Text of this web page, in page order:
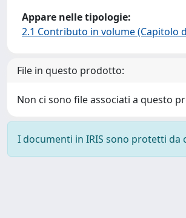
Appare nelle tipologie:
2.1 Contributo in volume (Capitolo
File in questo prodotto:
Non ci sono file associati a questo
I documenti in IRIS sono protetti